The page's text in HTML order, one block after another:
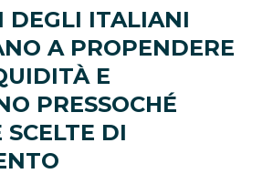
DEGLI ITALIANI
A PROPENDERE
E
PRESSOCHÉ
DI